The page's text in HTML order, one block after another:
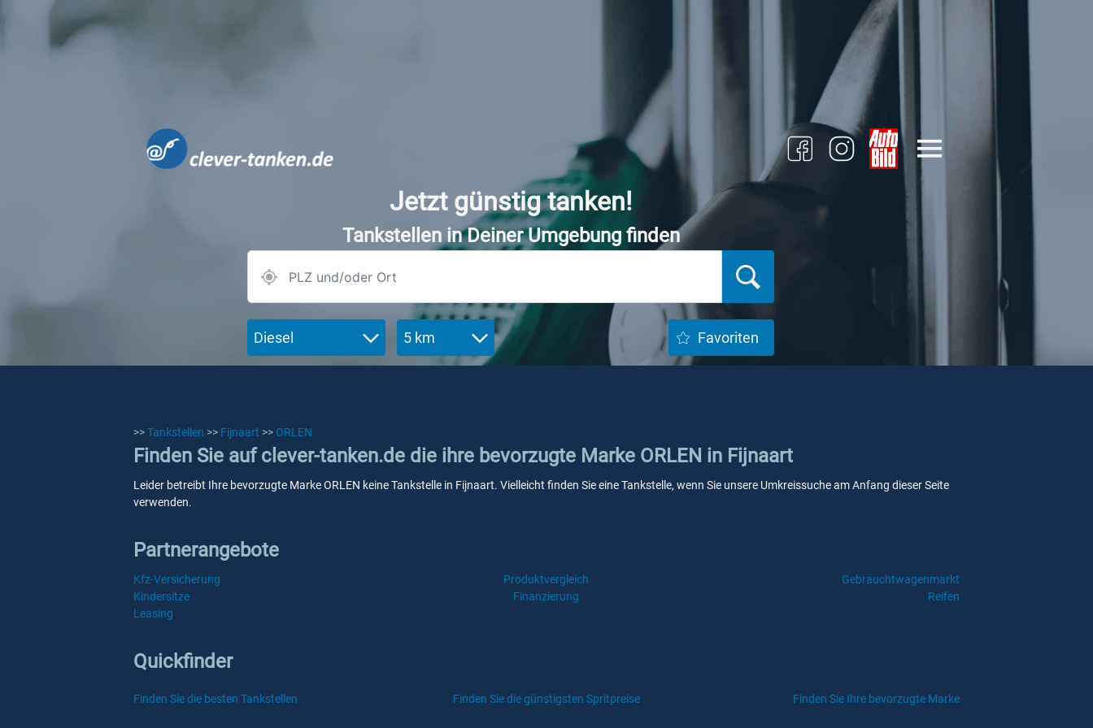
Jetzt günstig tanken!
Tankstellen in Deiner Umgebung finden
Diesel 5 km Favoriten
>>Tankstellen >> Fijnaart >> ORLEN
Finden Sie auf clever-tanken.de die ihre bevorzugte Marke ORLEN in Fijnaart
Leider betreibt Ihre bevorzugte Marke ORLEN keine Tankstelle in Fijnaart. Vielleicht finden Sie eine Tankstelle, wenn Sie unsere Umkreissuche am Anfang dieser Seite
verwenden.
Partnerangebote
Kfz-Versicherung Produktvergleich
Gebrauchtwagenmarkt
Kindersitze
Finanzierung
Reifen
Leasing
Quickfinder
Finden Sie die besten Tankstellen Finden Sie die günstigsten Spritpreise Finden Sie Ihre bevorzugte Marke